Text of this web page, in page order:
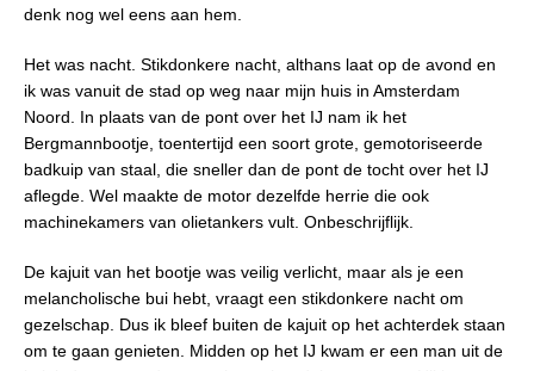
denk nog wel eens aan hem.
Het was nacht. Stikdonkere nacht, althans laat op de avond en
ik was vanuit de stad op weg naar mijn huis in Amsterdam
Noord. In plaats van de pont over het IJ nam ik het
Bergmannbootje, toentertijd een soort grote, gemotoriseerde
badkuip van staal, die sneller dan de pont de tocht over het IJ
aflegde. Wel maakte de motor dezelfde herrie die ook
machinekamers van olietankers vult. Onbeschrijflijk.
De kajuit van het bootje was veilig verlicht, maar als je een
melancholische bui hebt, vraagt een stikdonkere nacht om
gezelschap. Dus ik bleef buiten de kajuit op het achterdek staan
om te gaan genieten. Midden op het IJ kwam er een man uit de